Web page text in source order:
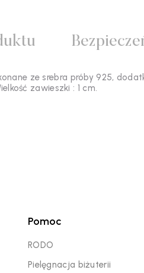
ze srebra próby 925,
zawieszki : 1 cm.
Pomoc
RODO
Pielęgnacja biżuterii